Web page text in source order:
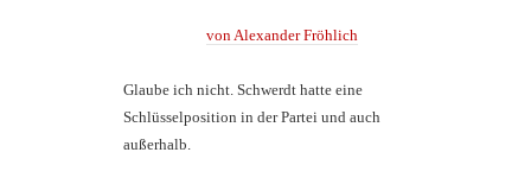
von Alexander Fröhlich
Glaube ich nicht. Schwerdt hatte eine
Schlüsselposition in der Partei und auch
außerhalb.